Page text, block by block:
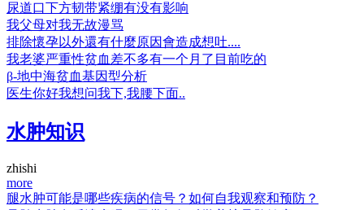
尿道口下方韧带紧绷有没有影响
我父母对我无故漫骂
排除懷孕以外還有什麼原因會造成想吐....
我老婆严重性贫血差不多有一个月了目前吃的
β-地中海贫血基因型分析
医生你好我想问我下,我腰下面..
水肿知识
zhishi
more
腿水肿可能是哪些疾病的信号？如何自我观察和预防？